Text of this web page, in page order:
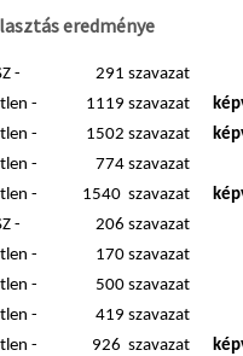
eredménye
-
291 szavazat
- 1119 szavazat
- 1502 szavazat
-
774 szavazat
- 1540 szavazat
-
206 szavazat
-
170 szavazat
-
500 szavazat
-
419 szavazat
- 926 szavazat